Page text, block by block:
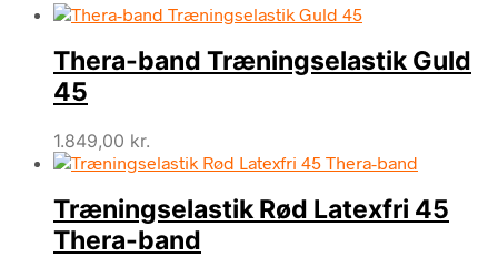
Thera-band Træningselastik Guld
45
1.849,00 kr.
Træningselastik Rød Latexfri 45
Thera-band